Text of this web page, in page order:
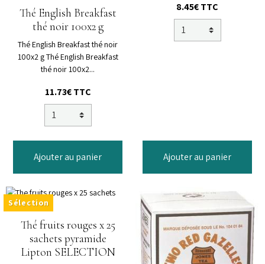
Thé English Breakfast
thé noir 100x2 g
Thé English Breakfast thé noir
100x2 g Thé English Breakfast
thé noir 100x2...
11.73€TTC
Ajouter au panier
8.45€TTC
Ajouter au panier
Sélection
Thé fruits rouges x 25
sachets pyramide
Lipton SELECTION